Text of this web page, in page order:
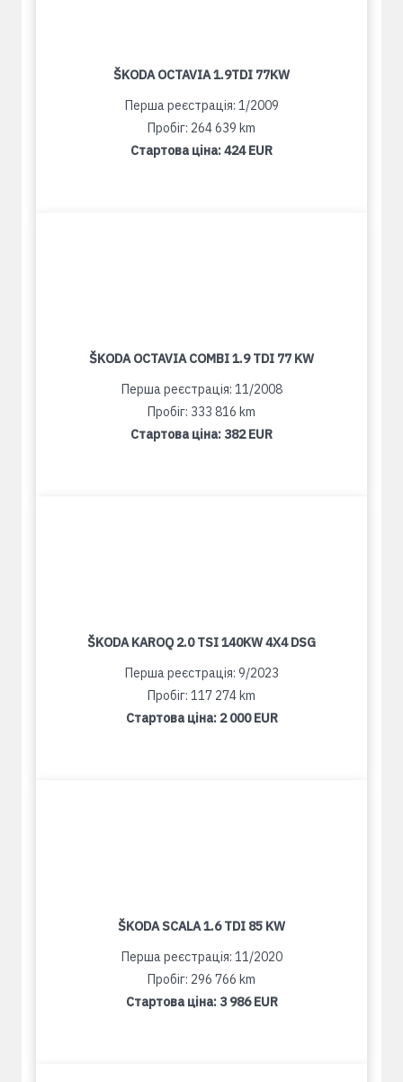
ŠKODA OCTAVIA 1.9TDI 77KW
Перша реєстрація: 1/2009
Пробіг: 264 639 km
Стартова ціна:424 EUR
ŠKODA OCTAVIA COMBI 1.9 TDI 77 KW
Перша реєстрація: 11/2008
Пробіг: 333 816 km
Стартова ціна: 382 EUR
ŠKODA KAROQ 2.0 TSI 140KW 4X4 DSG
Перша реєстрація: 9/2023
Пробіг: 117 274 km
Стартова ціна: 2 000 EUR
ŠKODA SCALA 1.6 TDI 85 KW
Перша реєстрація: 11/2020
Пробіг: 296 766 km
Стартова ціна: 3 986 EUR